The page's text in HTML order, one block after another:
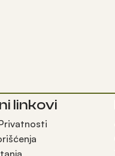
linkovi